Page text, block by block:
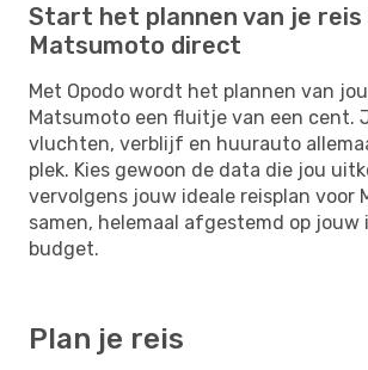
Start het plannen van je reis
Matsumoto direct
Met Opodo wordt het plannen van
Matsumoto een fluitje van een cent.
vluchten, verblijf en huurauto
plek. Kies gewoon de data die jou
vervolgens jouw ideale reisplan voor
samen, helemaal afgestemd op jouw
budget.
Plan je reis